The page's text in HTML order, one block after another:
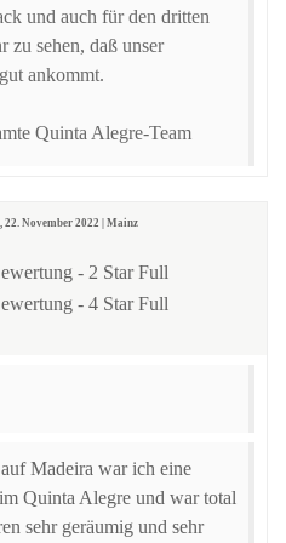
und auch für den dritten
zu sehen, daß unser
ankommt.
Quinta Alegre-Team
22. November 2022 | Mainz
Madeira war ich eine
Quinta Alegre und war total
sehr geräumig und sehr